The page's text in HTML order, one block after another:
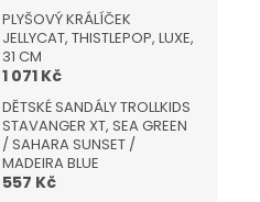
PLYŠOVÝ KRÁLÍČEK
JELLYCAT, THISTLEPOP, LUXE,
31 CM
1 071 Kč
DĚTSKÉ SANDÁLY TROLLKIDS
STAVANGER XT, SEA GREEN
/ SAHARA SUNSET /
MADEIRA BLUE
557 Kč